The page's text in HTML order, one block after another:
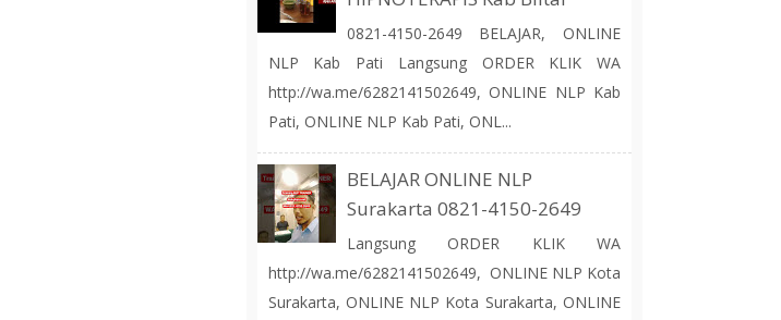
0821-4150-2649 BELAJAR, ONLINE
NLP Kab Pati Langsung ORDER KLIK WA
http://wa.me/6282141502649, ONLINE NLP Kab
Pati, ONLINE NLP Kab Pati, ONL...
BELAJAR ONLINE NLP
Surakarta 0821-4150-2649
Langsung ORDER KLIK WA
http://wa.me/6282141502649, ONLINE NLP Kota
Surakarta, ONLINE NLP Kota Surakarta, ONLINE